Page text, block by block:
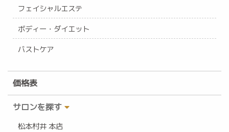
フェイシャルエステ
ボディー・ダイエット
バストケア
価格表
サロンを探す
松本村井 本店